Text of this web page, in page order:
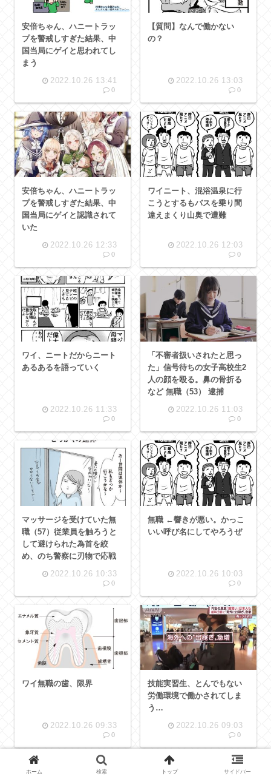
安倍ちゃん、ハニートラッ
プを警戒しすぎた結果、中
国当局にゲイと思われてし
まう
2022.10.26 13:41
0
【質問】なんで働かない
の？
2022.10.26 13:03
0
安倍ちゃん、ハニートラッ
プを警戒しすぎた結果、中
国当局にゲイと認識されて
いた
2022.10.26 12:33
0
ワイニート、混浴温泉に行
こうとするもバスを乗り間
違えまくり山奥で遭難
2022.10.26 12:03
0
ワイ、ニートだからニート
あるあるを語っていく
2022.10.26 11:33
0
「不審者扱いされたと思っ
た」信号待ちの女子高校生2
人の顔を殴る。鼻の骨折る
など 無職（53） 逮捕
2022.10.26 11:03
0
マッサージを受けていた無
職（57）従業員を触ろうと
して避けられた為首を絞
め、のち警察に刃物で応戦
2022.10.26 10:33
0
無職 ←響きが悪い。かっこ
いい呼び名にしてやろうぜ
2022.10.26 10:03
0
ワイ無職の歯、限界
2022.10.26 09:33
0
技能実習生、とんでもない
労働環境で働かされてしま
う…
2022.10.26 09:03
0
ホーム 検索 トップ サイドバー